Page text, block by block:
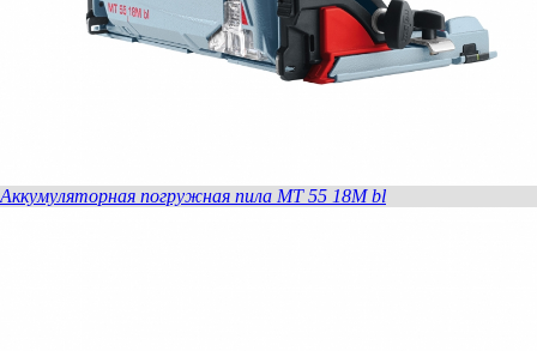
Аккумуляторная погружная пила MT 55 18M bl